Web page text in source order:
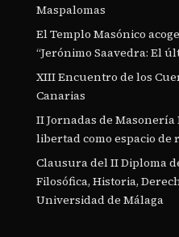
Maspalomas
El Templo Masónico
“Jerónimo Saavedra: El
XIII Encuentro de los
Canarias
II Jornadas de
libertad como espacio
Clausura del II Diploma
Filosófica, Historia,
Universidad de Málaga